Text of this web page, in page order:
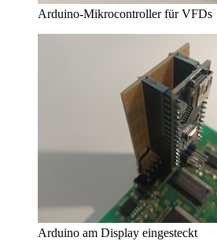
Arduino-Mikrocontroller für VFDs
Arduino am Display eingesteckt